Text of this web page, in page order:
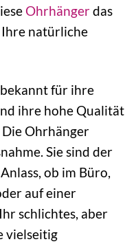
Ohrhängerdas
Ihre natürliche
für ihre
ihre hohe Qualität
Ohrhänger
Sie sind der
ob im Büro,
auf einer
schlichtes, aber
vielseitig